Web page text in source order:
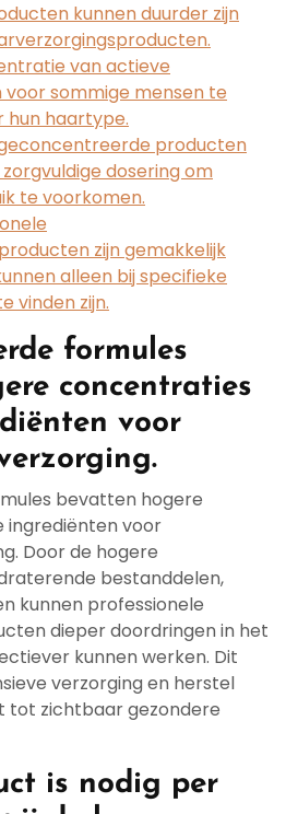
kunnen duurder zijn
van actieve
sommige mensen te
hun haartype.
producten
dosering om
te voorkomen.
zijn gemakkelijk
alleen bij specifieke
vinden zijn.
formules
concentraties
voor
bevatten hogere
voor
Door de hogere
bestanddelen,
kunnen professionele
dieper doordringen in het
kunnen werken. Dit
verzorging en herstel
tot zichtbaar gezondere
is nodig per